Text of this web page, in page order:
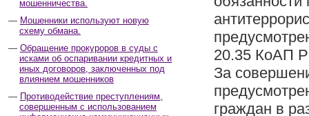
мошенничества.
Мошенники используют новую
схему обмана.
Обращение прокуроров в суды с
исками об оспаривании кредитных и
иных договоров, заключенных под
влиянием мошенников
Противодействие преступлениям,
совершенным с использованием
20.35 КоАП
За
граждан в